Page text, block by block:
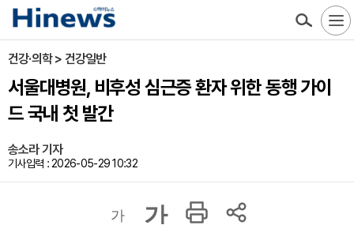
건강·의학 > 건강일반
서울대병원, 비후성 심근증 환자 위한 동행 가이
드 국내 첫 발간
송소라 기자
기사입력 : 2026-05-29 10:32
가 가